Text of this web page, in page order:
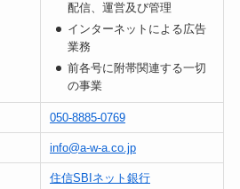
配信、運営及び管理
インターネットによる広告
業務
前各号に附帯関連する一切
の事業
050-8885-0769
info@a-w-a.co.jp
住信SBIネット銀行